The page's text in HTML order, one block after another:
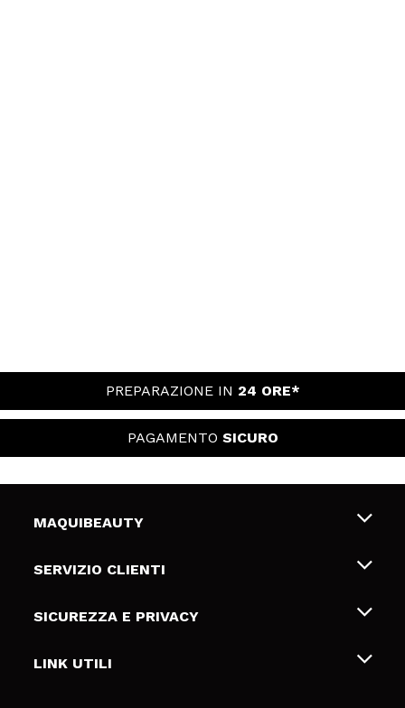
PREPARAZIONE IN 24 ORE*
PAGAMENTO SICURO
MAQUIBEAUTY
Chi siamo
Gift Cards
SERVIZIO CLIENTI
Spedizioni & Resi
Metodi di pagamamento
SICUREZZA E PRIVACY
Termini e condizioni
LINK UTILI